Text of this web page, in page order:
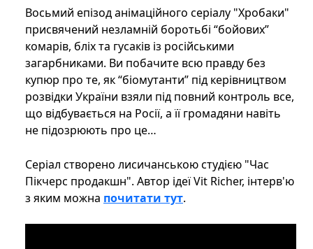
Восьмий епізод анімаційного серіалу "Хробаки"
присвячений незламній боротьбі “бойових”
комарів, бліх та гусаків із російськими
загарбниками. Ви побачите всю правду без
купюр про те, як “біомутанти” під керівництвом
розвідки України взяли під повний контроль все,
що відбувається на Росії, а її громадяни навіть
не підозрюють про це…
Серіал створено лисичанською студією "Час
Пікчерс продакшн". Автор ідеї Vit Richer, інтерв'ю
з яким можна почитати тут.